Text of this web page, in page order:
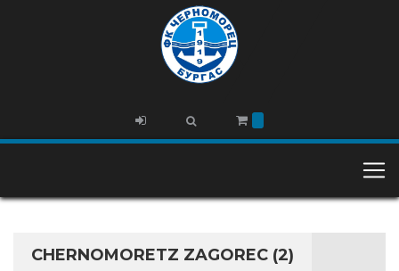
CHERNOMORETZ ZAGOREC (2)